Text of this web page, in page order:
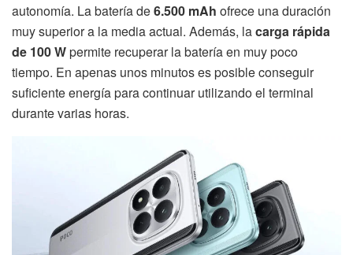
autonomía. La batería de6.500 mAh ofrece una duración
muy superior a la media actual. Además, lacarga rápida
de 100 Wpermite recuperar la batería en muy poco
tiempo. En apenas unos minutos es posible conseguir
suficiente energía para continuar utilizando el terminal
durante varias horas.